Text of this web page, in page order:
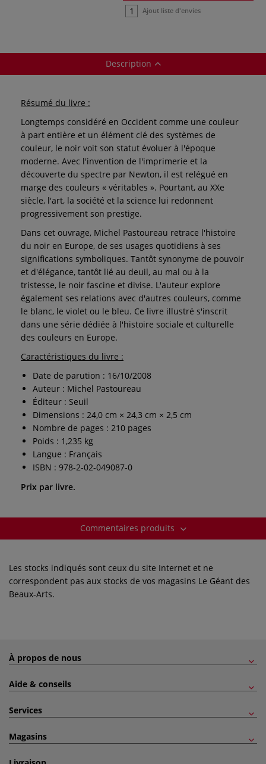
Ajout liste d'envies
Description
Résumé du livre :
Longtemps considéré en Occident comme une couleur
à part entière et un élément clé des systèmes de
couleur, le noir voit son statut évoluer à l'époque
moderne. Avec l'invention de l'imprimerie et la
découverte du spectre par Newton, il est relégué en
marge des couleurs « véritables ». Pourtant, au XXe
siècle, l'art, la société et la science lui redonnent
progressivement son prestige.
Dans cet ouvrage, Michel Pastoureau retrace l'histoire
du noir en Europe, de ses usages quotidiens à ses
significations symboliques. Tantôt synonyme de pouvoir
et d'élégance, tantôt lié au deuil, au mal ou à la
tristesse, le noir fascine et divise. L'auteur explore
également ses relations avec d'autres couleurs, comme
le blanc, le violet ou le bleu. Ce livre illustré s'inscrit
dans une série dédiée à l'histoire sociale et culturelle
des couleurs en Europe.
Caractéristiques du livre :
Date de parution : 16/10/2008
Auteur : Michel Pastoureau
Éditeur : Seuil
Dimensions : 24,0 cm × 24,3 cm × 2,5 cm
Nombre de pages : 210 pages
Poids : 1,235 kg
Langue : Français
ISBN : 978-2-02-049087-0
Prix par livre.
Commentaires produits
Les stocks indiqués sont ceux du site Internet et ne
correspondent pas aux stocks de vos magasins Le Géant des
Beaux-Arts.
À propos de nous
Aide & conseils
Services
Magasins